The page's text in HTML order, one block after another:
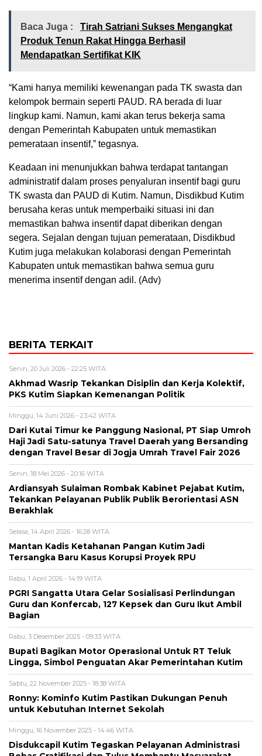
Baca Juga :
Tirah Satriani Sukses Mengangkat
Produk Tenun Rakat Hingga Berhasil
Mendapatkan Sertifikat KIK
“Kami hanya memiliki kewenangan pada TK swasta dan
kelompok bermain seperti PAUD. RA berada di luar
lingkup kami. Namun, kami akan terus bekerja sama
dengan Pemerintah Kabupaten untuk memastikan
pemerataan insentif,” tegasnya.
Keadaan ini menunjukkan bahwa terdapat tantangan
administratif dalam proses penyaluran insentif bagi guru
TK swasta dan PAUD di Kutim. Namun, Disdikbud Kutim
berusaha keras untuk memperbaiki situasi ini dan
memastikan bahwa insentif dapat diberikan dengan
segera. Sejalan dengan tujuan pemerataan, Disdikbud
Kutim juga melakukan kolaborasi dengan Pemerintah
Kabupaten untuk memastikan bahwa semua guru
menerima insentif dengan adil. (Adv)
BERITA TERKAIT
Senin, 20 Juli 2026 - 22:25 WITA
Akhmad Wasrip Tekankan Disiplin dan Kerja Kolektif,
PKS Kutim Siapkan Kemenangan Politik
Minggu, 14 Juni 2026 - 23:42 WITA
Dari Kutai Timur ke Panggung Nasional, PT Siap Umroh
Haji Jadi Satu-satunya Travel Daerah yang Bersanding
dengan Travel Besar di Jogja Umrah Travel Fair 2026
Senin, 18 Mei 2026 - 20:16 WITA
Ardiansyah Sulaiman Rombak Kabinet Pejabat Kutim,
Tekankan Pelayanan Publik Publik Berorientasi ASN
Berakhlak
Selasa, 14 April 2026 - 16:28 WITA
Mantan Kadis Ketahanan Pangan Kutim Jadi
Tersangka Baru Kasus Korupsi Proyek RPU
Rabu, 1 April 2026 - 14:19 WITA
PGRI Sangatta Utara Gelar Sosialisasi Perlindungan
Guru dan Konfercab, 127 Kepsek dan Guru Ikut Ambil
Bagian
Rabu, 3 Desember 2025 - 09:33 WITA
Bupati Bagikan Motor Operasional Untuk RT Teluk
Lingga, Simbol Penguatan Akar Pemerintahan Kutim
Sabtu, 22 November 2025 - 18:38 WITA
Ronny: Kominfo Kutim Pastikan Dukungan Penuh
untuk Kebutuhan Internet Sekolah
Minggu, 16 November 2025 - 14:46 WITA
Disdukcapil Kutim Tegaskan Pelayanan Administrasi